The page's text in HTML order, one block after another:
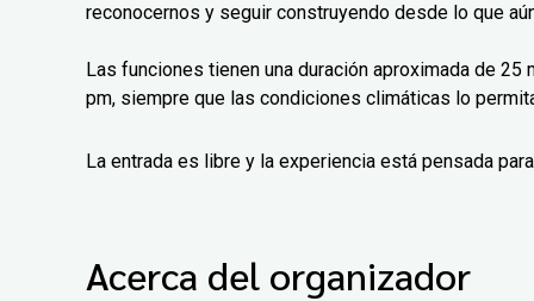
reconocernos y seguir construyendo desde lo que
Las funciones tienen una duración aproximada de
pm, siempre que las condiciones climáticas lo
La entrada es libre y la experiencia está pensada
Acerca del organizador